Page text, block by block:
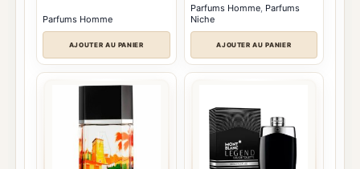
Parfums Homme
AJOUTER AU PANIER
Parfums Homme, Parfums
Niche
AJOUTER AU PANIER